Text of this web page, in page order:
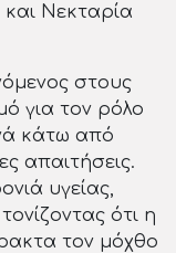
Νεκταρία
στους
για τον ρόλο
κάτω από
απαιτήσεις.
υγείας,
ότι η
τον μόχθο